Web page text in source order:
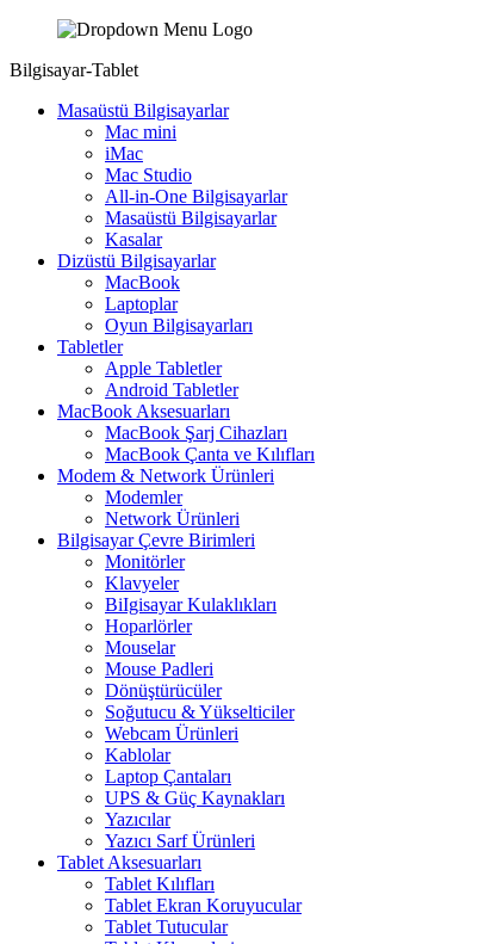
Bilgisayar-Tablet
Masaüstü Bilgisayarlar
Mac mini
iMac
Mac Studio
All-in-One Bilgisayarlar
Masaüstü Bilgisayarlar
Kasalar
Dizüstü Bilgisayarlar
MacBook
Laptoplar
Oyun Bilgisayarları
Tabletler
Apple Tabletler
Android Tabletler
MacBook Aksesuarları
MacBook Şarj Cihazları
MacBook Çanta ve Kılıfları
Modem & Network Ürünleri
Modemler
Network Ürünleri
Bilgisayar Çevre Birimleri
Monitörler
Klavyeler
BiIgisayar Kulaklıkları
Hoparlörler
Mouselar
Mouse Padleri
Dönüştürücüler
Soğutucu & Yükselticiler
Webcam Ürünleri
Kablolar
Laptop Çantaları
UPS & Güç Kaynakları
Yazıcılar
Yazıcı Sarf Ürünleri
Tablet Aksesuarları
Tablet Kılıfları
Tablet Ekran Koruyucular
Tablet Tutucular